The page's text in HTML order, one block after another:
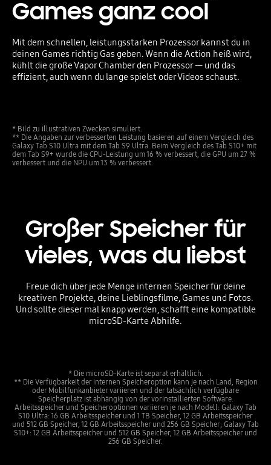
Games ganz cool
Mit dem schnellen, leistungsstarken Prozessor kannst du in
deinen Games richtig Gas geben. Wenn die Action heiß wird,
kühlt die große Vapor Chamber den Prozessor — und das
effizient, auch wenn du lange spielst oder Videos schaust.
* Bild zu illustrativen Zwecken simuliert.
** Die Angaben zur verbesserten Leistung basieren auf einem Vergleich des
Galaxy Tab S10 Ultra mit dem Tab S9 Ultra. Beim Vergleich des Tab S10+ mit
dem Tab S9+ wurde die CPU-Leistung um 16 % verbessert, die GPU um 27 %
verbessert und die NPU um 13 % verbessert.
Großer Speicher für
vieles, was du liebst
Freue dich über jede Menge internen Speicher für deine
kreativen Projekte, deine Lieblingsfilme, Games und Fotos.
Und sollte dieser mal knapp werden, schafft eine kompatible
microSD-Karte Abhilfe.
* Die microSD-Karte ist separat erhältlich.
** Die Verfügbarkeit der internen Speicheroption kann je nach Land, Region
oder Mobilfunkanbieter variieren und der tatsächlich verfügbare
Speicherplatz ist abhängig von der vorinstallierten Software.
Arbeitsspeicher und Speicheroptionen variieren je nach Modell: Galaxy Tab
S10 Ultra: 16 GB Arbeitsspeicher und 1 TB Speicher, 12 GB Arbeitsspeicher
und 512 GB Speicher, 12 GB Arbeitsspeicher und 256 GB Speicher; Galaxy Tab
S10+: 12 GB Arbeitsspeicher und 512 GB Speicher, 12 GB Arbeitsspeicher und
256 GB Speicher.